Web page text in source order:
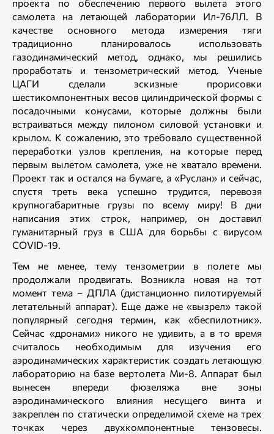
проекта по обеспечению первого вылета этого
самолета на летающей лаборатории Ил-76ЛЛ. В
качестве основного метода измерения тяги
традиционно планировалось использовать
газодинамический метод, однако, мы решились
проработать и тензометрический метод. Ученые
ЦАГИ сделали эскизные прорисовки
шестикомпонентных весов цилиндрической формы с
посадочными конусами, которые должны были
встраиваться между пилоном силовой установки и
крылом. К сожалению, это требовало существенной
переработки узлов крепления, на которые перед
первым вылетом самолета, уже не хватало времени.
Проект так и остался на бумаге, а «Руслан» и сейчас,
спустя треть века успешно трудится, перевозя
крупногабаритные грузы по всему миру! В дни
написания этих строк, например, он доставил
гуманитарный груз в США для борьбы с вирусом
COVID-19.
Тем не менее, тему тензометрии в полете мы
продолжали продвигать. Возникла новая на тот
момент тема – ДПЛА (дистанционно пилотируемый
летательный аппарат). Еще даже не «вызрел» такой
популярный сегодня термин, как «беспилотник».
Сейчас «дронами» никого не удивить, а в то время
считалось необходимым для изучения его
аэродинамических характеристик создать летающую
лабораторию на базе вертолета Ми-8. Аппарат был
вынесен впереди фюзеляжа вне зоны
аэродинамического влияния несущего винта и
закреплен по статически определимой схеме на трех
точках через двухкомпонентные тензовесы.